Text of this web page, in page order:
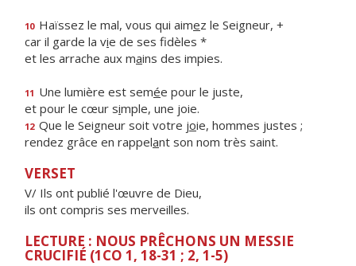
10 Haïssez le mal, vous qui aimez le Seigneur, +
car il garde la vie de ses fidèles *
et les arrache aux mains des impies.
11 Une lumière est semée pour le juste,
et pour le cœur simple, une joie.
12 Que le Seigneur soit votre joie, hommes justes ;
rendez grâce en rappelant son nom très saint.
VERSET
V/ Ils ont publié l'œuvre de Dieu,
ils ont compris ses merveilles.
LECTURE : NOUS PRÊCHONS UN MESSIE
CRUCIFIÉ (1CO 1, 18-31 ; 2, 1-5)